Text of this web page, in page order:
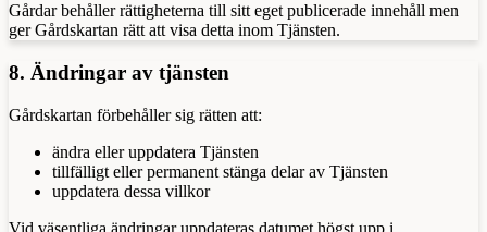
Gårdar behåller rättigheterna till sitt eget publicerade innehåll men
ger Gårdskartan rätt att visa detta inom Tjänsten.
8. Ändringar av tjänsten
Gårdskartan förbehåller sig rätten att:
ändra eller uppdatera Tjänsten
tillfälligt eller permanent stänga delar av Tjänsten
uppdatera dessa villkor
Vid väsentliga ändringar uppdateras datumet högst upp i